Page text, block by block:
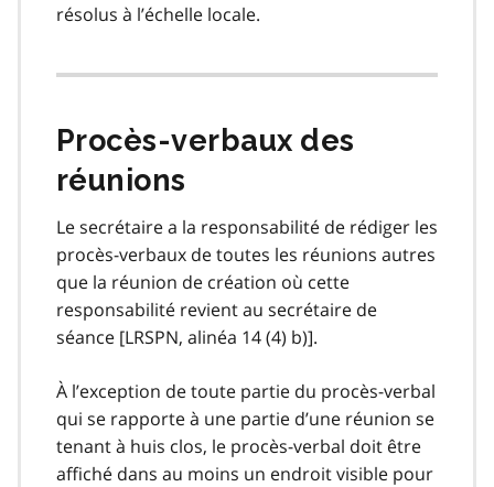
résolus à l’échelle locale.
Procès-verbaux des
réunions
Le secrétaire a la responsabilité de rédiger les
procès-verbaux de toutes les réunions autres
que la réunion de création où cette
responsabilité revient au secrétaire de
séance [LRSPN, alinéa 14 (4) b)].
À l’exception de toute partie du procès-verbal
qui se rapporte à une partie d’une réunion se
tenant à huis clos, le procès-verbal doit être
affiché dans au moins un endroit visible pour